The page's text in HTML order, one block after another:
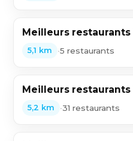
Meilleurs restaurants
5,1 km •5 restaurants
Meilleurs restaurants
5,2 km •31 restaurants